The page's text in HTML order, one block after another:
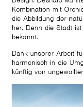
Kombination mit
die Abbildung der
her. Denn die Stadt
bekannt.
Dank unserer Arbeit
harmonisch in die
künftig von